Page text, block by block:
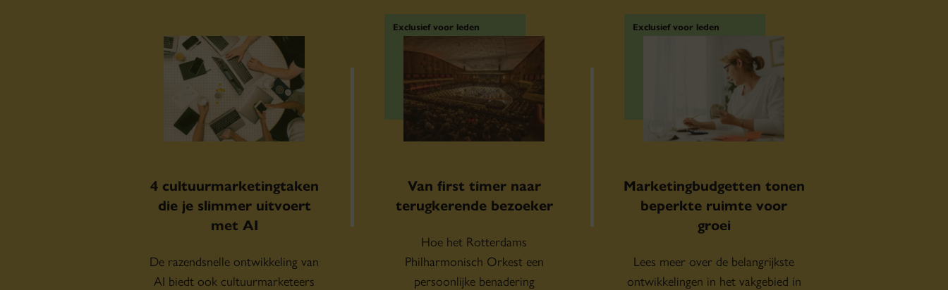
4 cultuurmarketingtaken
die je slimmer uitvoert
met AI
De razendsnelle ontwikkeling van
AI biedt ook cultuurmarketeers
Exclusief voor leden
Van first timer naar
terugkerende bezoeker
Hoe het Rotterdams
Philharmonisch Orkest een
persoonlijke benadering
Exclusief voor leden
Marketingbudgetten tonen
beperkte ruimte voor
groei
Lees meer over de belangrijkste
ontwikkelingen in het vakgebied in